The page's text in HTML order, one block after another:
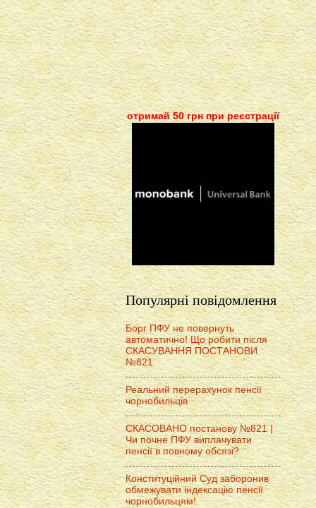
отримай 50 грн при реєстрації
Популярні повідомлення
Борг ПФУ не повернуть
автоматично! Що робити після
СКАСУВАННЯ ПОСТАНОВИ
№821
Реальний перерахунок пенсії
чорнобильців
СКАСОВАНО постанову №821 |
Чи почне ПФУ виплачувати
пенсії в повному обсязі?
Конституційний Суд заборонив
обмежувати індексацію пенсії
чорнобильцям!